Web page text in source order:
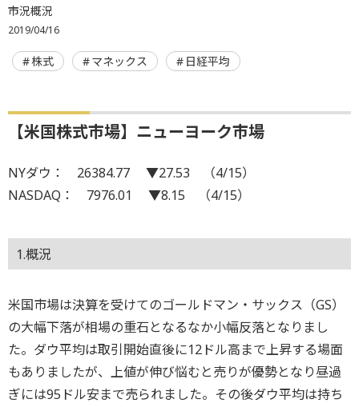
市況概況
2019/04/16
株式 マネックス 日経平均
【米国株式市場】ニューヨーク市場
NYダウ： 26384.77 ▼27.53 （4/15）
NASDAQ： 7976.01 ▼8.15 （4/15）
1.概況
米国市場は決算を受けてのゴールドマン・サックス（GS）
の大幅下落が相場の重石となるなか小幅反落となりまし
た。ダウ平均は取引開始直後に12ドル高まで上昇する場面
もありましたが、上値が伸び悩むと売りが優勢となり昼過
ぎには95ドル安まで売られました。その後ダウ平均は持ち